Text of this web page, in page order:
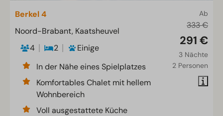
Ab
333 €
291 €
3 Nächte
2 Personen
Berkel 4
Noord-Brabant, Kaatsheuvel
4
2
Einige
In der Nähe eines Spielplatzes
Komfortables Chalet mit hellem
Wohnbereich
Voll ausgestattete Küche